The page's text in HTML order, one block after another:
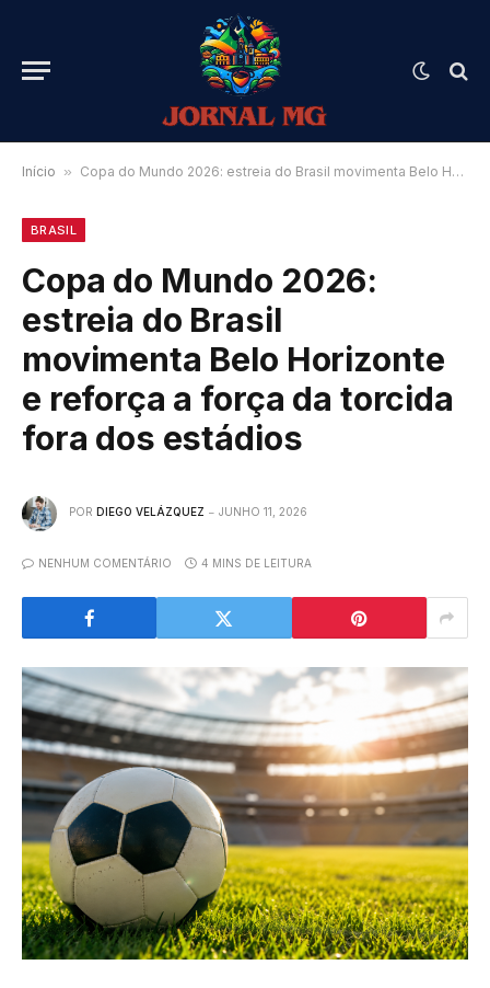
Início » Copa do Mundo 2026: estreia do Brasil movimenta Belo Horizonte e reforça a força da torcida fora dos estádios
BRASIL
Copa do Mundo 2026:
estreia do Brasil
movimenta Belo Horizonte
e reforça a força da torcida
fora dos estádios
POR DIEGO VELÁZQUEZ JUNHO 11, 2026
NENHUM COMENTÁRIO 4 MINS DE LEITURA